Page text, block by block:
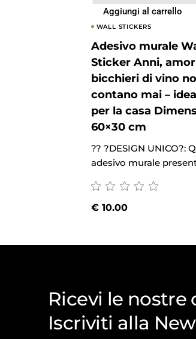
Aggiungi al carrello
WALL STICKERS
Adesivo murale
Sticker Anni,
bicchieri di vino
contano mai –
per la casa
60×30 cm
?? ?DESIGN UNICO?:
adesivo murale
€10.00
Ricevi le nostre
Iscriviti alla